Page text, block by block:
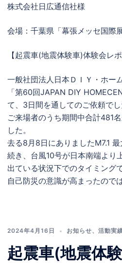
株式会社日広通信社様
会場：千葉県「幕張メッセ国際
【起震車(地震体験車)体験会レポ
一般社団法人日本ＤＩＹ・ホー
「第60回JAPAN DIY
て、3日間を通してのご依頼でし
ご来場者のうち期間中合計481
した。
去る8月8日にありましたM7.1
続き、台風10号が日本南端より
出ている状況下でのタイミング
自己防災の意識が高まったので
2024年4月16日 お知らせ、 活動実
起震車(地震体